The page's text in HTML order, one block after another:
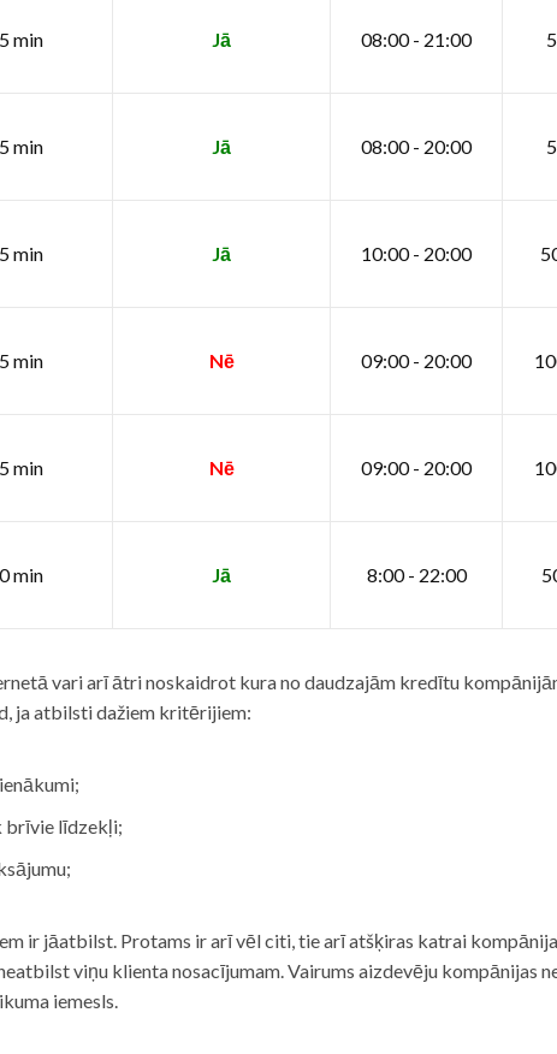
min Jā 08:00 - 21:00
min Jā 08:00 - 20:00
min Jā 10:00 - 20:00
min Nē 09:00 - 20:00
min Nē 09:00 - 20:00
min Jā 8:00 - 22:00
vari arī ātri noskaidrot kura no daudzajām kredītu
ja atbilsti dažiem kritērijiem:
brīvie līdzekļi;
ir jāatbilst. Protams ir arī vēl citi, tie arī atšķiras katrai
viņu klienta nosacījumam. Vairums aizdevēju
iemesls.